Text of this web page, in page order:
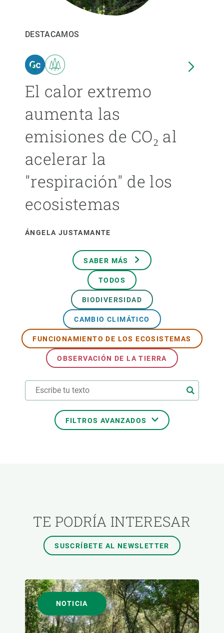
DESTACAMOS
El calor extremo
aumenta las
emisiones de CO₂ al
acelerar la
"respiración" de los
ecosistemas
ÁNGELA JUSTAMANTE
SABER MÁS
TODOS
BIODIVERSIDAD
CAMBIO CLIMÁTICO
FUNCIONAMIENTO DE LOS ECOSISTEMAS
OBSERVACIÓN DE LA TIERRA
FILTROS AVANZADOS
FORMATO
TE PODRÍA INTERESAR
SUSCRÍBETE AL NEWSLETTER
NOTICIA